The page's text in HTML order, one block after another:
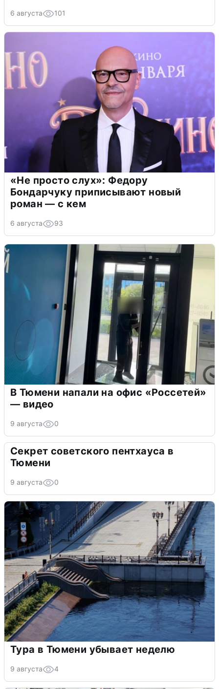
6 августа 101
«Не просто слух»: Федору
Бондарчуку приписывают новый
роман — с кем
6 августа 93
В Тюмени напали на офис «Россетей»
— видео
9 августа 0
Секрет советского пентхауса в
Тюмени
9 августа 0
Тура в Тюмени убывает неделю
9 августа 4